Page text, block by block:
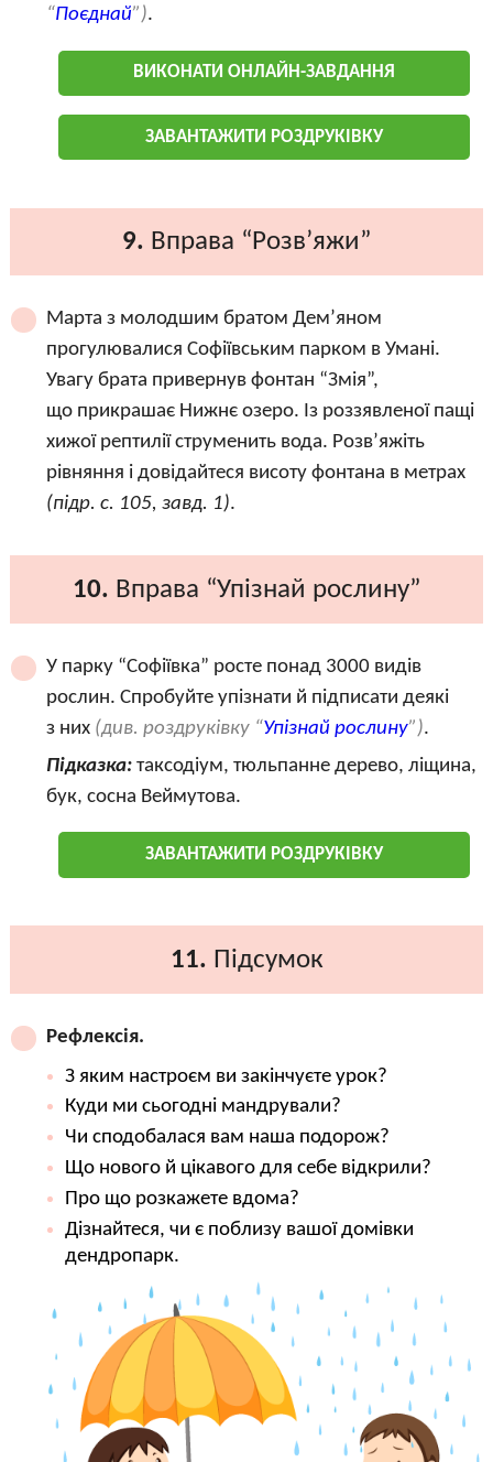
“Поєднай”).
ВИКОНАТИ ОНЛАЙН-ЗАВДАННЯ
ЗАВАНТАЖИТИ РОЗДРУКІВКУ
9. Вправа “Розв’яжи”
Марта з молодшим братом Дем’яном
прогулювалися Софіївським парком в Умані.
Увагу брата привернув фонтан “Змія”,
що прикрашає Нижнє озеро. Із роззявленої пащі
хижої рептилії струменить вода. Розв’яжіть
рівняння і довідайтеся висоту фонтана в метрах
(підр. с. 105, завд. 1).
10. Вправа “Упізнай рослину”
У парку “Софіївка” росте понад 3000 видів
рослин. Спробуйте упізнати й підписати деякі
з них (див. роздруківку “Упізнай рослину”).
Підказка: таксодіум, тюльпанне дерево, ліщина,
бук, сосна Веймутова.
ЗАВАНТАЖИТИ РОЗДРУКІВКУ
11. Підсумок
Рефлексія.
З яким настроєм ви закінчуєте урок?
Куди ми сьогодні мандрували?
Чи сподобалася вам наша подорож?
Що нового й цікавого для себе відкрили?
Про що розкажете вдома?
Дізнайтеся, чи є поблизу вашої домівки
дендропарк.